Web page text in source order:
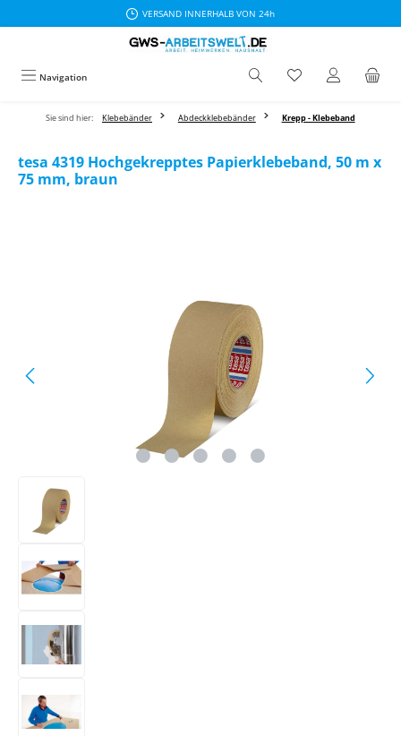
VERSAND INNERHALB VON 24h
Navigation
Sie sind hier: Klebebänder Abdeckklebebänder Krepp - Klebeband
tesa 4319 Hochgekrepptes Papierklebeband, 50 m x
75 mm, braun